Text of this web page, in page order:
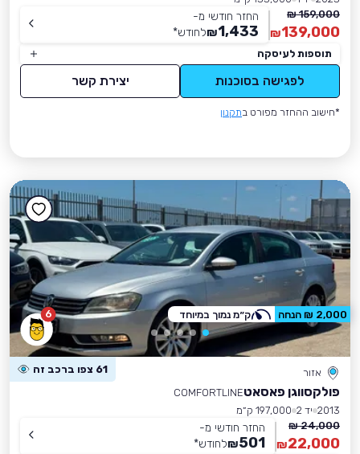
159,000 ₪
139,000
₪
החזר חודשי מ-
1,433
₪לחודש*
תוספות לעיסקה
לפגישה בסוכנות יצירת קשר
*חישוב ההחזר מפורט בתקנון
6
אזור 61 צפו ברכב זה
פולקסווגן פאסאטCOMFORTLINE
2013 יד 2
197,000 ק״מ
24,000 ₪
22,000
₪
החזר חודשי מ-
501
₪לחודש*
2,000 ₪ הנחה ק״מ נמוך במיוחד